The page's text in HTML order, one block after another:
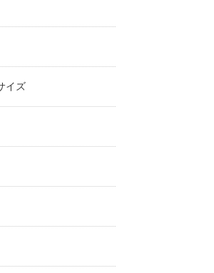
イズ